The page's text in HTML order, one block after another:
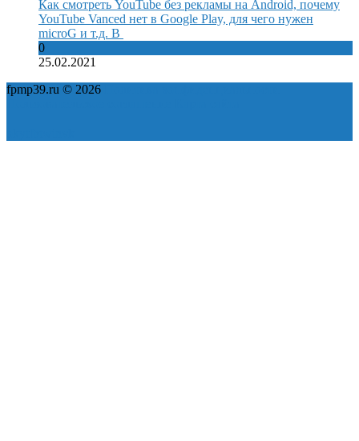
Как смотреть YouTube без рекламы на Android, почему
YouTube Vanced нет в Google Play, для чего нужен
microG и т.д. В
0
25.02.2021
fpmp39.ru © 2026